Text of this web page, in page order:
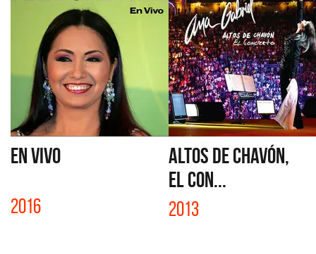
EN VIVO
2016
ALTOS DE CHAVÓN,
EL CON...
2013